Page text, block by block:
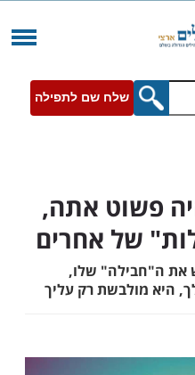
שלח שם לתפילה
אתה,
של אחרים
שלו,
רק עליך